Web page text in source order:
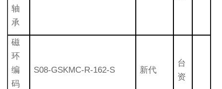
轴
承
磁
环
编
码
S08-GSKMC-R-162-S 新代
台
资